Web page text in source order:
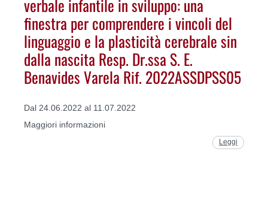
finestra per comprendere i vincoli del
linguaggio e la plasticità cerebrale sin
dalla nascita Resp. Dr.ssa S. E.
Benavides Varela Rif. 2022ASSDPSS05
Dal 24.06.2022 al 11.07.2022
Maggiori informazioni
Leggi